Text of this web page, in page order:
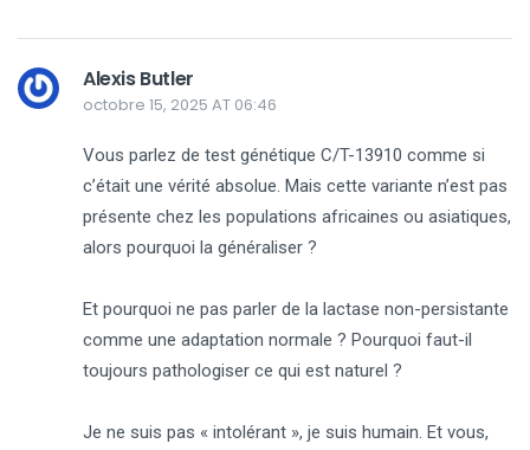
Alexis Butler
octobre 15, 2025 AT 06:46
Vous parlez de test génétique C/T-13910 comme si
c’était une vérité absolue. Mais cette variante n’est pas
présente chez les populations africaines ou asiatiques,
alors pourquoi la généraliser ?
Et pourquoi ne pas parler de la lactase non-persistante
comme une adaptation normale ? Pourquoi faut-il
toujours pathologiser ce qui est naturel ?
Je ne suis pas « intolérant », je suis humain. Et vous,